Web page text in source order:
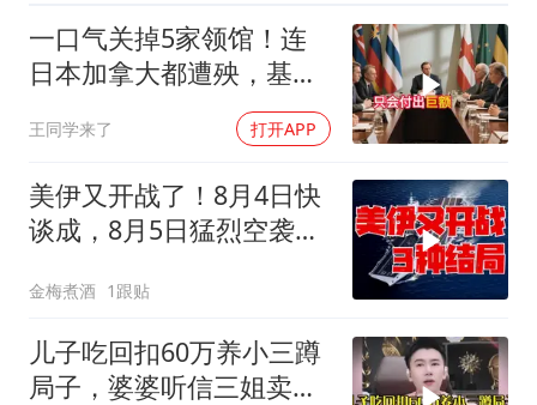
一口气关掉5家领馆！连
日本加拿大都遭殃，基辛
格临终遗言真应验了
王同学来了 打开APP
美伊又开战了！8月4日快
谈成，8月5日猛烈空袭，
金梅煮酒 1跟贴
儿子吃回扣60万养小三蹲
局子，婆婆听信三姐卖婚